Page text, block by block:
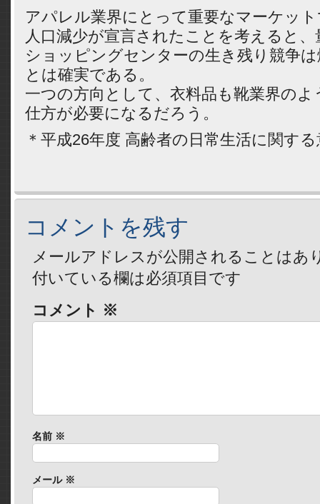
アパレル業界にとって重要なマーケッ
人口減少が宣言されたことを考えると、
ショッピングセンターの生き残り競争
とは確実である。
一つの方向として、衣料品も靴業界のよ
仕方が必要になるだろう。
＊平成26年度 高齢者の日常生活に関す
コメントを残す
メールアドレスが公開されることはあ
付いている欄は必須項目です
コメント ※
名前 ※
メール ※